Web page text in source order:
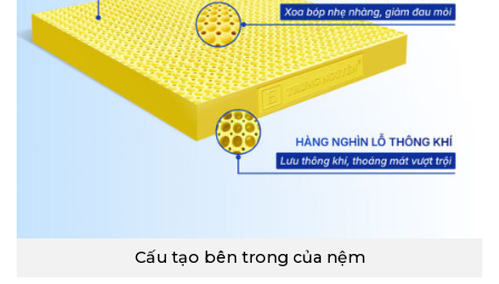
Cấu tạo bên trong của nệm